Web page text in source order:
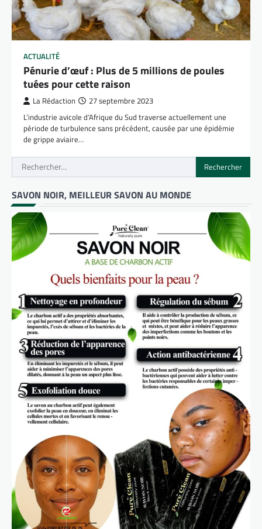
ACTUALITÉ
Pénurie d’œuf : Plus de 5 millions de poules
tuées pour cette raison
La Rédaction 27 septembre 2023
L’industrie avicole d’Afrique du Sud traverse actuellement une
période de turbulence sans précédent, causée par une épidémie
de grippe aviaire…
Rechercher :
SAVON NOIR, MEILLEUR SAVON AU MONDE